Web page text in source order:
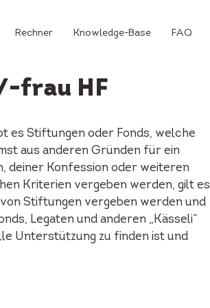
Rechner Knowledge-Base FAQ
frau HF
es Stiftungen oder Fonds, welche
aus anderen Gründen für ein
deiner Konfession oder weiteren
Kriterien vergeben werden, gilt es
Stiftungen vergeben werden und
Legaten und anderen „Kässeli“
Unterstützung zu finden ist und